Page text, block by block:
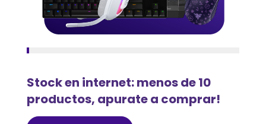
Stock en internet: menos de 10
productos, apurate a comprar!